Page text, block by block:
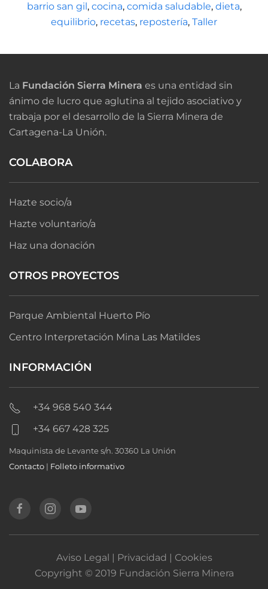
barrio san gil , cocina, comida saludable, dieta,
equilibrio, recetas, repostería, Taller
La Fundación Sierra Minera es una entidad sin
ánimo de lucro que aglutina al tejido asociativo y
trabaja por el desarrollo de la Sierra Minera de
Cartagena-La Unión.
COLABORA
Hazte socio/a
Hazte voluntario/a
Haz una donación
OTROS PROYECTOS
Parque Ambiental Huerto Pío
Centro Interpretación Mina Las Matildes
INFORMACIÓN
+34 968 540 344
+34 667 428 325
Maquinista de Levante s/n. 30360 La Unión
Contacto | Folleto informativo
Aviso Legal | Privacidad | Cookies
Copyright © 2019 Fundación Sierra Minera